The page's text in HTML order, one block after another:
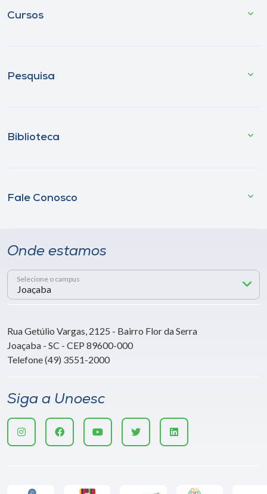
Cursos
Pesquisa
Biblioteca
Fale Conosco
Onde estamos
Selecione o campus
Rua Getúlio Vargas, 2125 - Bairro Flor da Serra
Joaçaba - SC - CEP 89600-000
Telefone (49) 3551-2000
Siga a Unoesc